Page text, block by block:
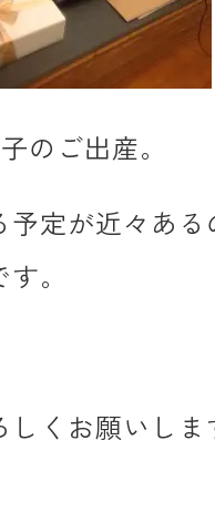
のご出産。
予定が近々あ
。
しくお願いし